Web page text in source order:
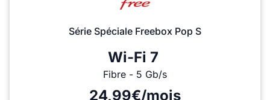
Série Spéciale Freebox Pop S
Wi-Fi 7
Fibre - 5 Gb/s
24,99€/mois